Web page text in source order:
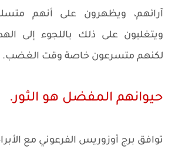
آرائهم، ويظهرون على أنهم
ويتغلبون على ذلك باللجوء إلى
لكنهم متسرعون خاصة وقت الغضب.
حيوانهم المفضل هو الثور.
توافق برج أوزوريس الفرعوني مع